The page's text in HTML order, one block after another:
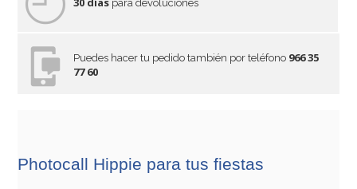
para devoluciones
Puedes hacer tu pedido también por teléfono 966 35
77 60
Photocall Hippie para tus fiestas